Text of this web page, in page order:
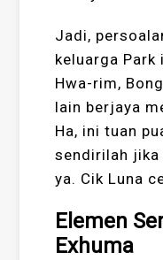
Jadi,
keluarga Park
Hwa-rim,
lain berjaya
Ha, ini tuan
sendirilah jika
ya. Cik Luna
Elemen
Exhuma